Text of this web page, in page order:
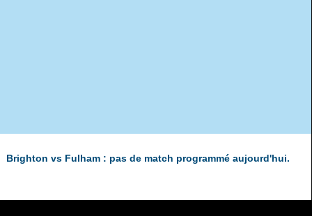
Brighton vs Fulham : pas de match programmé aujourd'hui.